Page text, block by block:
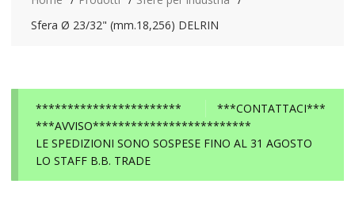
Sfera Ø 23/32" (mm.18,256) DELRIN
***CONTATTACI***
***********************
***AVVISO*************************
LE SPEDIZIONI SONO SOSPESE FINO AL 31 AGOSTO
LO STAFF B.B. TRADE